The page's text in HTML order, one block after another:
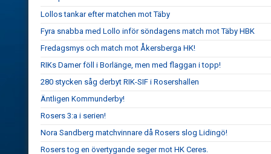
Lollos tankar efter matchen mot Täby
Fyra snabba med Lollo inför söndagens match mot Täby HBK
Fredagsmys och match mot Åkersberga HK!
RIKs Damer föll i Borlänge, men med flaggan i topp!
280 stycken såg derbyt RIK-SIF i Rosershallen
Äntligen Kommunderby!
Rosers 3:a i serien!
Nora Sandberg matchvinnare då Rosers slog Lidingö!
Rosers tog en övertygande seger mot HK Ceres.